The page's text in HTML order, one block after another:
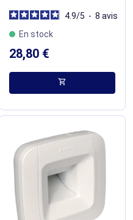
4.9/5 - 8 avis
En stock
28,80 €
shopping_cart